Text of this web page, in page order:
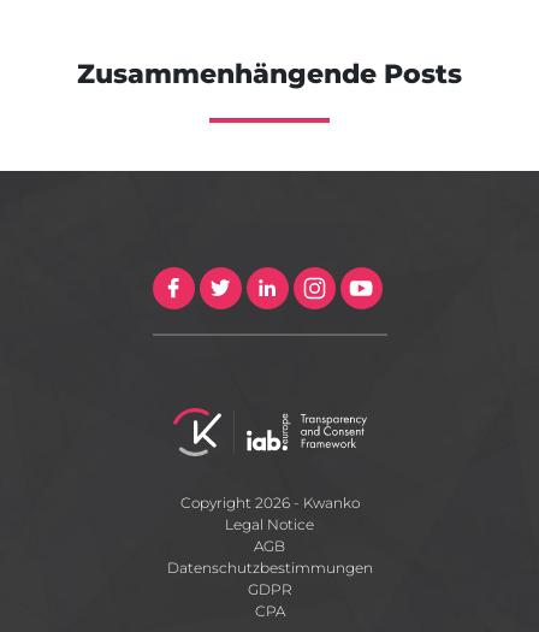
Zusammenhängende Posts
Copyright 2026 - Kwanko
Legal Notice
AGB
Datenschutzbestimmungen
GDPR
CPA